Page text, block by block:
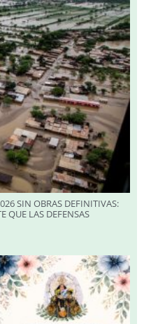
SIN OBRAS DEFINITIVAS:
QUE LAS DEFENSAS